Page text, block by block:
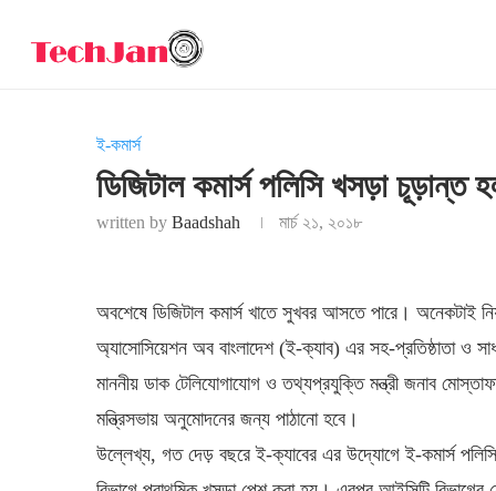
ই-কমার্স
ডিজিটাল কমার্স পলিসি খসড়া চূড়ান্ত
written by Baadshah মার্চ ২১, ২০১৮
অবশেষে ডিজিটাল কমার্স খাতে সুখবর আসতে পারে। অনেকটাই
অ্যাসোসিয়েশন অব বাংলাদেশ (ই-ক্যাব) এর সহ-প্রতিষ্ঠাতা
মাননীয় ডাক টেলিযোগাযোগ ও তথ্যপ্রযুক্তি মন্ত্রী জনাব
মন্ত্রিসভায় অনুমোদনের জন্য পাঠানো হবে।
উল্লেখ্য, গত দেড় বছরে ই-ক্যাবের এর উদ্যোগে ই-কমার্স